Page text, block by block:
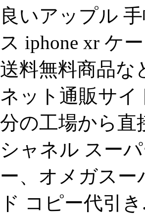
良いアップル
ス iphone xr ケ
送料無料商品な
ネット通販サイ
分の工場から直
シャネル スー
ー、オメガスー
ド コピー代引